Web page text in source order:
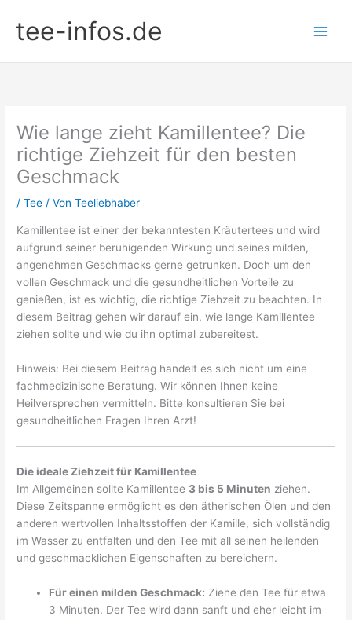
Inhalt
springen
tee-infos.de
Wie lange zieht Kamillentee? Die
richtige Ziehzeit für den besten
Geschmack
/Tee / VonTeeliebhaber
Kamillentee ist einer der bekanntesten Kräutertees und wird
aufgrund seiner beruhigenden Wirkung und seines milden,
angenehmen Geschmacks gerne getrunken. Doch um den
vollen Geschmack und die gesundheitlichen Vorteile zu
genießen, ist es wichtig, die richtige Ziehzeit zu beachten. In
diesem Beitrag gehen wir darauf ein, wie lange Kamillentee
ziehen sollte und wie du ihn optimal zubereitest.
Hinweis: Bei diesem Beitrag handelt es sich nicht um eine
fachmedizinische Beratung. Wir können Ihnen keine
Heilversprechen vermitteln. Bitte konsultieren Sie bei
gesundheitlichen Fragen Ihren Arzt!
Die ideale Ziehzeit für Kamillentee
Im Allgemeinen sollte Kamillentee 3 bis 5 Minuten ziehen.
Diese Zeitspanne ermöglicht es den ätherischen Ölen und den
anderen wertvollen Inhaltsstoffen der Kamille, sich vollständig
im Wasser zu entfalten und den Tee mit all seinen heilenden
und geschmacklichen Eigenschaften zu bereichern.
Für einen milden Geschmack: Ziehe den Tee für etwa
3 Minuten. Der Tee wird dann sanft und eher leicht im